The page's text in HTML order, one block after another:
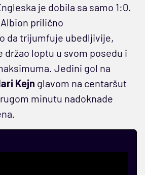
je dobila sa samo 1:0.
prilično
da trijumfuje ubedljivije,
držao loptu u svom posedu i
Jedini gol na
Kejn glavom na centaršut
minutu nadoknade